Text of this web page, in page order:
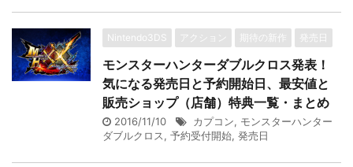
Nintendo3DS アクション 期待の新作 発売日
モンスターハンターダブルクロス発表！
気になる発売日と予約開始日、最安値と
販売ショップ（店舗）特典一覧・まとめ
2016/11/10 カプコン, モンスターハンター
ダブルクロス, 予約受付開始, 発売日